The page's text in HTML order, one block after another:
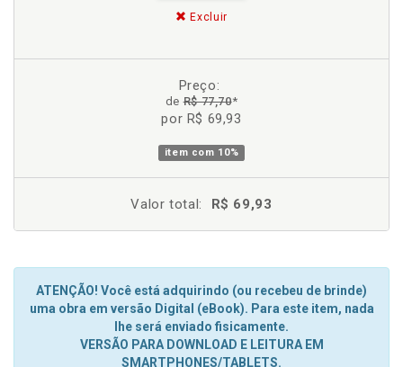
Excluir
Preço:
deR$ 77,70*
por R$ 69,93
item com 10%
Valor total: R$ 69,93
ATENÇÃO! Você está adquirindo (ou recebeu de brinde)
uma obra em versão Digital (eBook). Para este item, nada
lhe será enviado fisicamente.
VERSÃO PARA DOWNLOAD E LEITURA EM
SMARTPHONES/TABLETS.